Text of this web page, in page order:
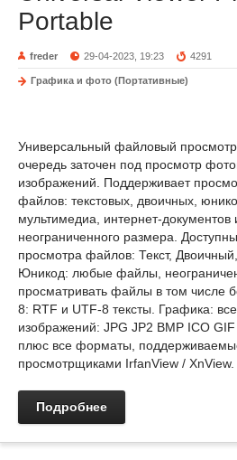
Portable
freder 29-04-2023, 19:23 4291
Графика и фото (Портативные)
Универсальный файловый
очередь заточен под просмотр
изображений. Поддерживает
файлов: текстовых, двоичных,
мультимедиа, интернет-документов
неограниченного размера.
просмотра файлов: Текст,
Юникод: любые файлы,
просматривать файлы в том числе
8: RTF и UTF-8 тексты. Графика:
изображений: JPG JP2 BMP ICO GIF
плюс все форматы,
просмотрщиками IrfanView / XnView.
Подробнее